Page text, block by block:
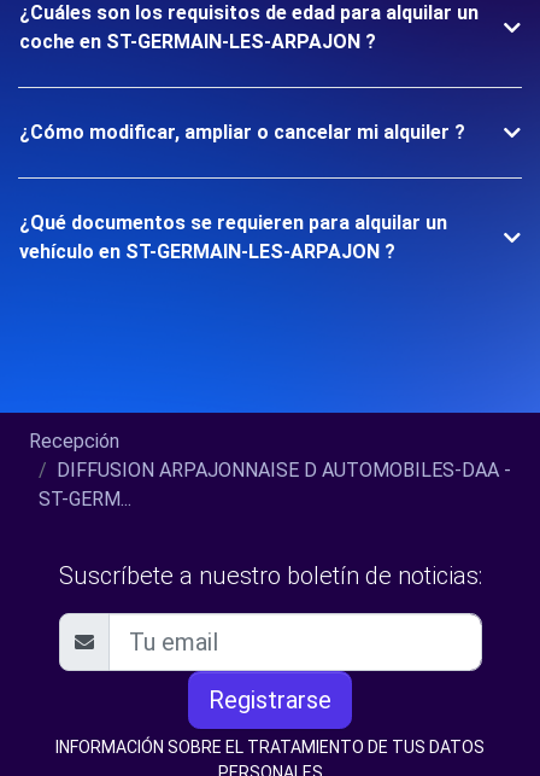
¿Cuáles son los requisitos de edad para alquilar un
coche en ST-GERMAIN-LES-ARPAJON ?
¿Cómo modificar, ampliar o cancelar mi alquiler ?
¿Qué documentos se requieren para alquilar un
vehículo en ST-GERMAIN-LES-ARPAJON ?
Recepción
DIFFUSION ARPAJONNAISE D AUTOMOBILES-DAA -
ST-GERM...
Suscríbete a nuestro boletín de noticias:
Registrarse
INFORMACIÓN SOBRE EL TRATAMIENTO DE TUS DATOS